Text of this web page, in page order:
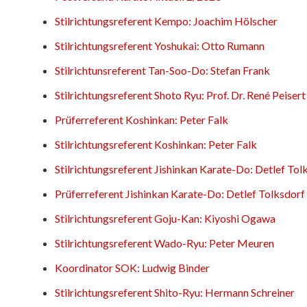
Stilrichtungsreferent Kempo: Joachim Hölscher
Stilrichtungsreferent Yoshukai: Otto Rumann
Stilrichtunsreferent Tan-Soo-Do: Stefan Frank
Stilrichtungsreferent Shoto Ryu: Prof. Dr. René Peisert
Prüferreferent Koshinkan: Peter Falk
Stilrichtungsreferent Koshinkan: Peter Falk
Stilrichtungsreferent Jishinkan Karate-Do: Detlef
Prüferreferent Jishinkan Karate-Do: Detlef Tolksdorf
Stilrichtungsreferent Goju-Kan: Kiyoshi Ogawa
Stilrichtungsreferent Wado-Ryu: Peter Meuren
Koordinator SOK: Ludwig Binder
Stilrichtungsreferent Shito-Ryu: Hermann Schreiner